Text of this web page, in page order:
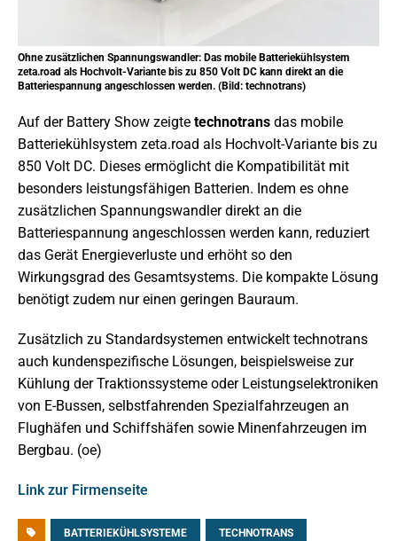
Ohne zusätzlichen Spannungswandler: Das mobile Batteriekühlsystem
zeta.road als Hochvolt-Variante bis zu 850 Volt DC kann direkt an die
Batteriespannung angeschlossen werden. (Bild: technotrans)
Auf der Battery Show zeigte technotrans das mobile
Batteriekühlsystem zeta.road als Hochvolt-Variante bis zu
850 Volt DC. Dieses ermöglicht die Kompatibilität mit
besonders leistungsfähigen Batterien. Indem es ohne
zusätzlichen Spannungswandler direkt an die
Batteriespannung angeschlossen werden kann, reduziert
das Gerät Energieverluste und erhöht so den
Wirkungsgrad des Gesamtsystems. Die kompakte Lösung
benötigt zudem nur einen geringen Bauraum.
Zusätzlich zu Standardsystemen entwickelt technotrans
auch kundenspezifische Lösungen, beispielsweise zur
Kühlung der Traktionssysteme oder Leistungselektroniken
von E-Bussen, selbstfahrenden Spezialfahrzeugen an
Flughäfen und Schiffshäfen sowie Minenfahrzeugen im
Bergbau. (oe)
Link zur Firmenseite
BATTERIEKÜHLSYSTEME TECHNOTRANS